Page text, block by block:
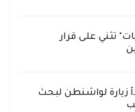
تثني على قرار
زيارة لواشنطن لبحث